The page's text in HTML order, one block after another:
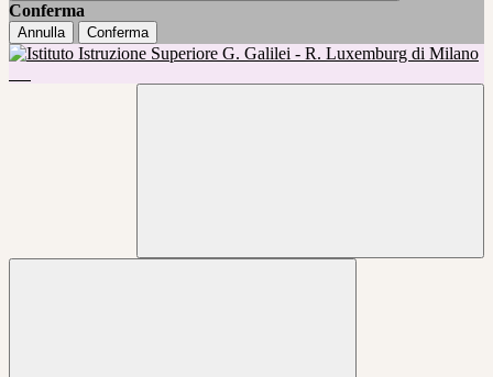
Conferma
Annulla Conferma